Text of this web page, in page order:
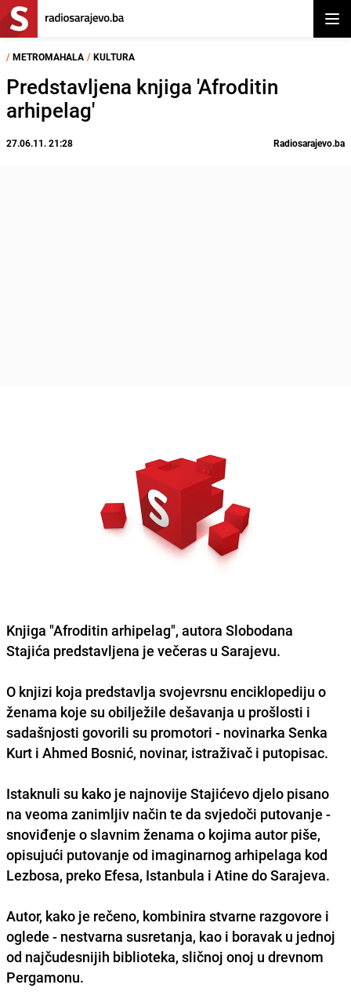
/ METROMAHALA / KULTURA
Predstavljena knjiga 'Afroditin
arhipelag'
27.06.11. 21:28 Radiosarajevo.ba
Knjiga "Afroditin arhipelag", autora Slobodana
Stajića predstavljena je večeras u Sarajevu.
O knjizi koja predstavlja svojevrsnu enciklopediju o
ženama koje su obilježile dešavanja u prošlosti i
sadašnjosti govorili su promotori - novinarka Senka
Kurt i Ahmed Bosnić, novinar, istraživač i putopisac.
Istaknuli su kako je najnovije Stajićevo djelo pisano
na veoma zanimljiv način te da svjedoči putovanje -
snoviđenje o slavnim ženama o kojima autor piše,
opisujući putovanje od imaginarnog arhipelaga kod
Lezbosa, preko Efesa, Istanbula i Atine do Sarajeva.
Autor, kako je rečeno, kombinira stvarne razgovore i
oglede - nestvarna susretanja, kao i boravak u jednoj
od najčudesnijih biblioteka, sličnoj onoj u drevnom
Pergamonu.